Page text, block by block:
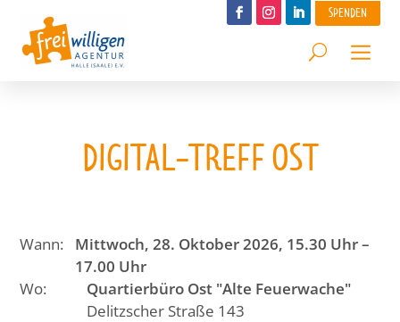
SPENDEN
DIGITAL-TREFF OST
Wann:
Mittwoch, 28. Oktober 2026, 15.30 Uhr –
17.00 Uhr
Wo:
Quartierbüro Ost "Alte Feuerwache"
Delitzscher Straße 143